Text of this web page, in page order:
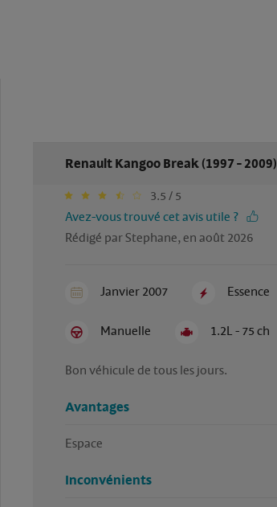
Renault Kangoo Break (1997 - 2009)
3.5 / 5
Avez-vous trouvé cet avis utile ?
Rédigé par Stephane, en août 2026
Janvier 2007 Essence
Manuelle 1.2L - 75 ch
Avantages
Espace
Inconvénients